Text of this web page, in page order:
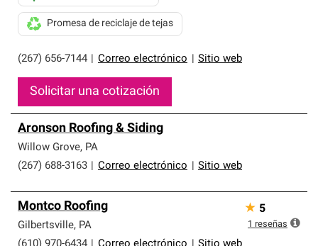
(267) 656-7144 Correo electrónico Sitio web
Promesa de reciclaje de tejas
Solicitar una cotización
Aronson Roofing & Siding
Willow Grove, PA
(267) 688-3163
Correo electrónico Sitio web
Montco Roofing
Gilbertsville, PA
★ 5
1 reseñas